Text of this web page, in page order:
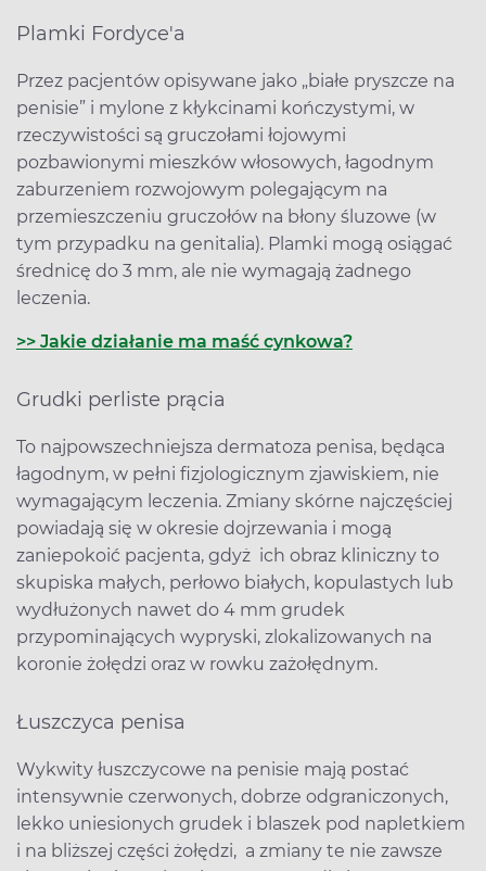
Plamki Fordyce'a
Przez pacjentów opisywane jako „białe pryszcze na
penisie” i mylone z kłykcinami kończystymi, w
rzeczywistości są gruczołami łojowymi
pozbawionymi mieszków włosowych, łagodnym
zaburzeniem rozwojowym polegającym na
przemieszczeniu gruczołów na błony śluzowe (w
tym przypadku na genitalia). Plamki mogą osiągać
średnicę do 3 mm, ale nie wymagają żadnego
leczenia.
>> Jakie działanie ma maść cynkowa?
Grudki perliste prącia
To najpowszechniejsza dermatoza penisa, będąca
łagodnym, w pełni fizjologicznym zjawiskiem, nie
wymagającym leczenia. Zmiany skórne najczęściej
powiadają się w okresie dojrzewania i mogą
zaniepokoić pacjenta, gdyż ich obraz kliniczny to
skupiska małych, perłowo białych, kopulastych lub
wydłużonych nawet do 4 mm grudek
przypominających wypryski, zlokalizowanych na
koronie żołędzi oraz w rowku zażołędnym.
Łuszczyca penisa
Wykwity łuszczycowe na penisie mają postać
intensywnie czerwonych, dobrze odgraniczonych,
lekko uniesionych grudek i blaszek pod napletkiem
i na bliższej części żołędzi, a zmiany te nie zawsze